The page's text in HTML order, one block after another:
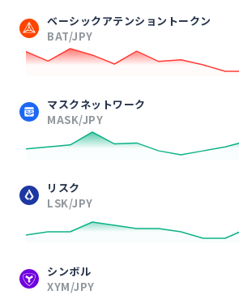
ベーシックアテンショントークン
BAT/JPY
マスクネットワーク
MASK/JPY
リスク
LSK/JPY
シンボル
XYM/JPY